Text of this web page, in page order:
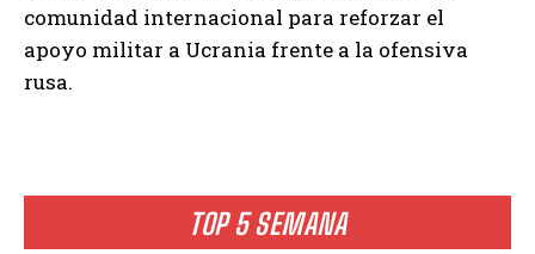
TOP 5 SEMANA
comunidad internacional para reforzar el
apoyo militar a Ucrania frente a la ofensiva
rusa.